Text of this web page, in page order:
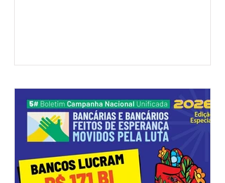
frustrando a expectativa de evolução
nas negociações da Campanha salarial
2026. Durante o encontro, o movimento
sindical voltou a defender a val